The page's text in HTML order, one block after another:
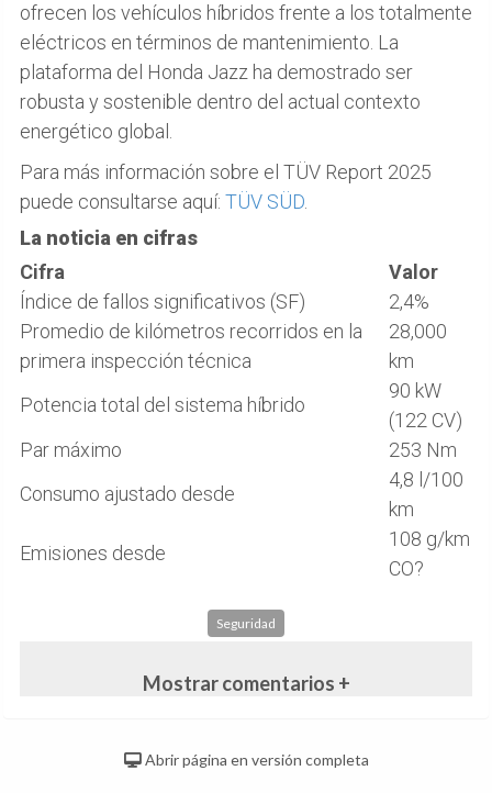
ofrecen los vehículos híbridos frente a los totalmente
eléctricos en términos de mantenimiento. La
plataforma del Honda Jazz ha demostrado ser
robusta y sostenible dentro del actual contexto
energético global.
Para más información sobre el TÜV Report 2025
puede consultarse aquí: TÜV SÜD
La noticia en cifras
Cifra
Valor
Índice de fallos significativos (SF)
2,4%
Promedio de kilómetros recorridos en la
primera inspección técnica
28,000
km
Potencia total del sistema híbrido
90 kW
(122 CV)
Par máximo
253 Nm
Consumo ajustado desde
4,8 l/100
km
Emisiones desde
108 g/km
CO?
Seguridad
Mostrar comentarios +
Abrir página en versión completa